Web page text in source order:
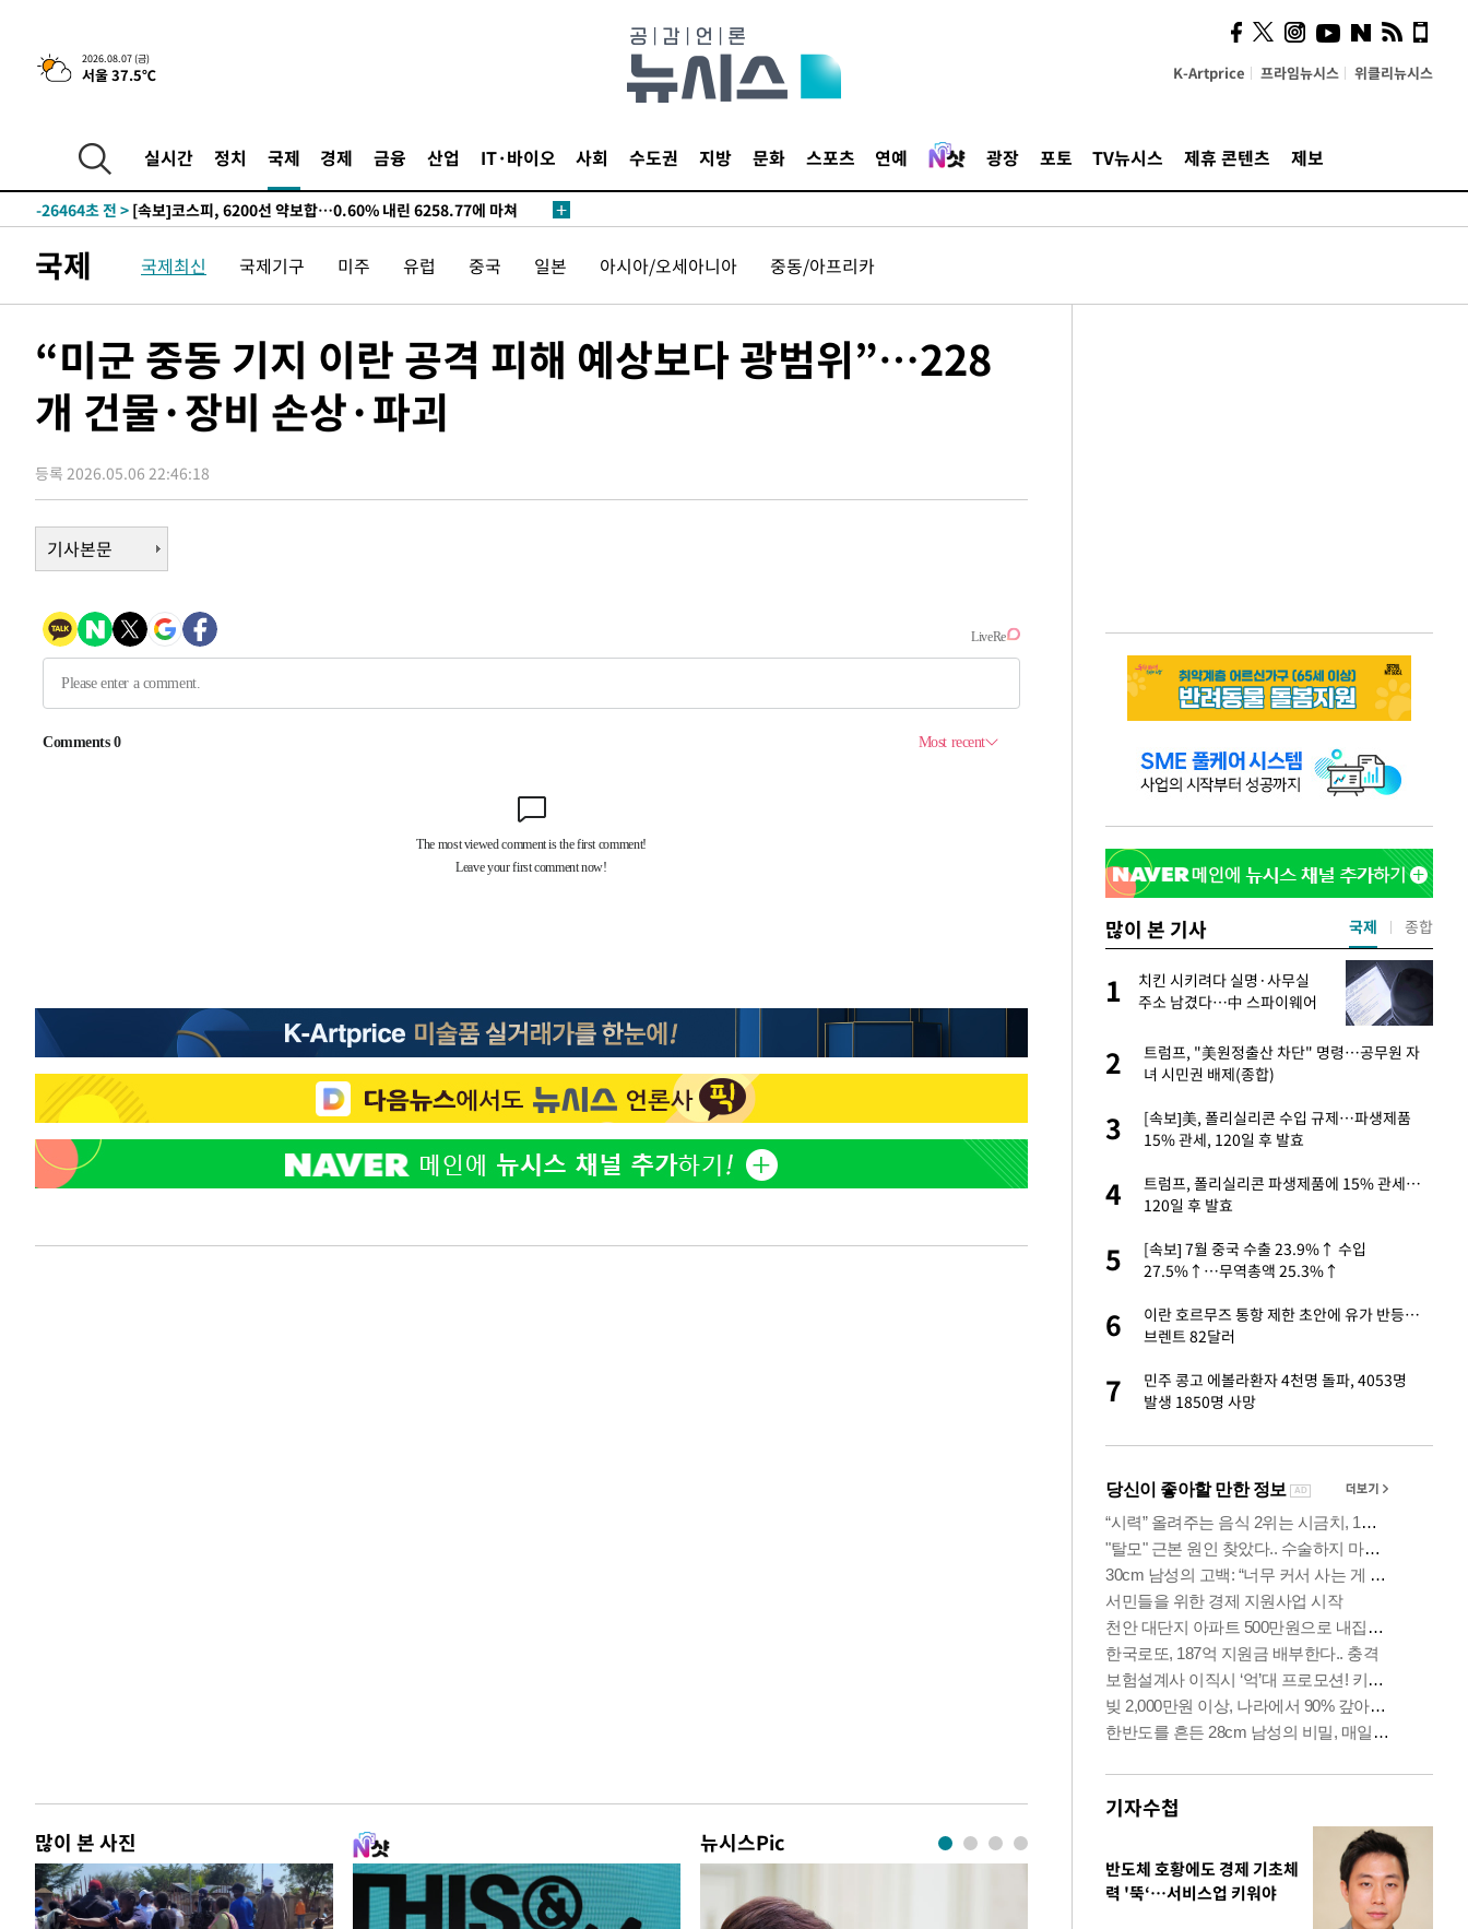
2026.08.07 (금)
서울 37.5℃ K-Artprice 프라임뉴시스 위클리뉴시스
실시간 정치 국제 경제 금융 산업 IT·바이오 사회 수도권 지방 문화 스포츠 연예 광장 포토 TV뉴시스 제휴 콘텐츠 제보
-3436초 전 >[속보]합수본, '투표율 허위 입력' 중앙·서울·경기도 선관위 등 9곳
압수수색
-30668초 전 > SK하이닉스, 용인·청주 팹에 54조 투자…"AI 메모리 수요 선제 대
-26777초 전 >
외국인 심판 성 접대 7경기 들여다보니…한국 축구 '5승 2무'
-26511초 전 >
-26464초 전 > [속보]코스피, 6200선 약보합…0.60% 내린 6258.77에 마쳐
-26333초 전 >
[속보] 노원서 40.1도 관측…서울, 2018년 이후 첫 40도
-23423초 전 >[속보]종합특검, '계엄 수용공간 확보' 신용해 前교정본부장 기소
-22267초 전 >11시간 압수수색에 성접대 파문까지…'쑥대밭' 된 축구협회
-21289초 전 >[속보]규제합리화위원회 부위원장에 김태유 서울대 공대 교수…이
병태 후임
-17647초 전 >[속보]국힘 윤리위, '돌려차기 발언' 진종오·서범수 징계 절차 개시
25.3%↑
-10132초 전 >[속보]'채상병 순직 책임' 임성근, 항소심도 징역 3년
-6598초 전 >
민주 콩고 에볼라환자 4천명 돌파, 4053명 발생 1850명 사망
-5848초 전 >[속보]'300억원대 사기 혐의' 차가원 대표 구속 송치
-5042초 전 > "미 전국적 살모네라 식중독 원인은 멕시코산 할라피뇨"-- CDC
-3555초 전 >[속보]경찰·노동부, HL만도 평택사업장 끼임 사망 관련 압수수색
압수수색
[속보]원·달러 환율, 7.7원 내린 1416.1원 마감
-21289초 전 >[속보]규제합리화위원회 부위원장에 김태유 서울대 공대 교수…이
병태 후임
-17647초 전 >
[속보]국힘 윤리위, '돌려차기 발언' 진종오·서범수 징계 절차 개시
25.3%↑
-10132초 전 > [속보]'채상병 순직 책임' 임성근, 항소심도 징역 3년
-9998초 전 >[속보]종합특검, '관저이전 봐주기 감사' 유병호 구속기소
-6598초 전 >
민주 콩고 에볼라환자 4천명 돌파, 4053명 발생 1850명 사망
-5848초 전 >[속보]'300억원대 사기 혐의' 차가원 대표 구속 송치
-3555초 전 >[속보]경찰·노동부, HL만도 평택사업장 끼임 사망 관련 압수수색
국제 국제최신 국제기구 미주 유럽 중국 일본 아시아/오세아니아 중동/아프리카
“미군 중동 기지 이란 공격 피해 예상보다 광범위”…228
개 건물·장비 손상·파괴
등록 2026.05.06 22:46:18
기사본문
많이 본 사진 뉴시스Pic
많이 본 기사
2 전현무 "전 연인 집착에 친구들과 연락 끊어"
3
"여군 지원 막힌 UDT 훈련 직접 해봤습니
다"…707 출신 女유튜버 '완벽 소화'
4
박찬민 딸 박민하, 배우·국가대표 병행하더
5
"한강수영장, 문신 노출 이용객 제한을" vs
1
치킨 시키려다 실명·사무실
주소 남겼다…中 스파이웨어
2
트럼프, "美원정출산 차단" 명령…공무원 자
녀 시민권 배제(종합)
3
[속보]美, 폴리실리콘 수입 규제…파생제품
15% 관세, 120일 후 발효
4
트럼프, 폴리실리콘 파생제품에 15% 관세…
120일 후 발효
5
[속보] 7월 중국 수출 23.9%↑ 수입
27.5%↑…무역총액 25.3%↑
6
이란 호르무즈 통항 제한 초안에 유가 반등…
브렌트 82달러
7
민주 콩고 에볼라환자 4천명 돌파, 4053명
발생 1850명 사망
국제 종합
기자수첩
반도체 호황에도 경제 기초체
력 '뚝‘…서비스업 키워야